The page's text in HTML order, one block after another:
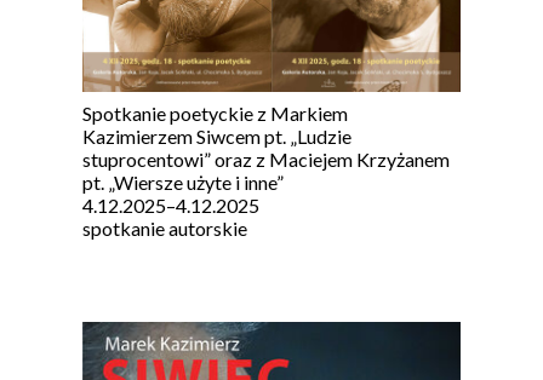
Spotkanie poetyckie z Markiem
Kazimierzem Siwcem pt. „Ludzie
stuprocentowi” oraz z Maciejem Krzyżanem
pt. „Wiersze użyte i inne”
4.12.2025–4.12.2025
spotkanie autorskie